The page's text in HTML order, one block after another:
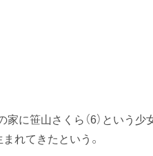
に笹山さくら（6）という少
れてきたという。